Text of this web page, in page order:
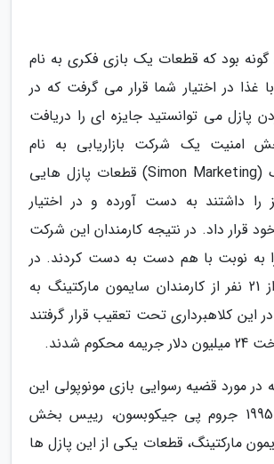
گونه بود که قطعات یک بازی فکری به نام
غذا در اختیار شما قرار می گرفت که در
پازل می توانستید جایزه ای را دریافت
امنیت یک شرکت بازاریابی به نام
سایمون مارکتینگ (Simon Marketing) قطعات پازل هایی
را داشتند به دست آورده و در اختیار
قرار داد. در نتیجه کارمندان این شرکت
به نوبت با هم دست به دست کردند. در
سال 2001 بیش از 21 نفر از کارمندان سایمون مارکتینگ به
کلاهبرداری تحت تعقیب قرار گرفتند
شدند.
در مورد قضیه رسوایی بازی مونوپولی این
بود که در سال 1995 جروم پی جیکوبسون، رییس بخش
مارکتینگ، قطعات یکی از این پازل ها